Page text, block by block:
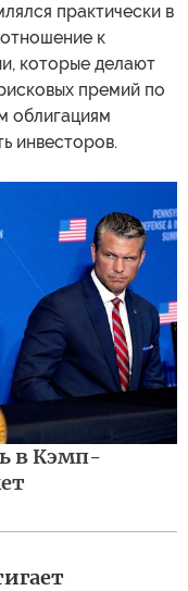
практически в
к
которые делают
премий по
облигациям
инвесторов.
в Кэмп-